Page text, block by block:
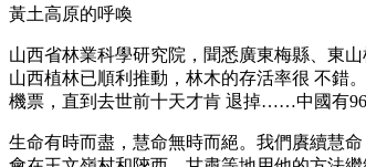
黃土高原的呼喚
山西省林業科學研究院，聞悉廣東梅縣、東
山西植林已順利推動，林木的存活率很 不錯
機票，直到去世前十天才肯 退掉……中國有
生命有時而盡，慧命無時而絕。我們賡續慧